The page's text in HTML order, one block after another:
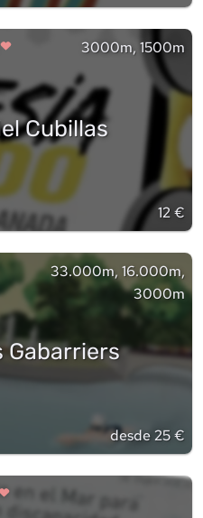
3000m, 1500m
Cubillas
12 €
33.000m, 16.000m,
3000m
Gabarriers
desde 25 €